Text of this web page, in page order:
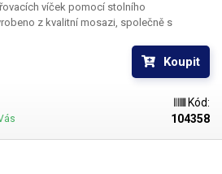
víček pomocí stolního
z kvalitní mosazi, společně s
a střídat je dle aktuální velikosti
12mm. Adaptér je dodáván včetně dvou pryžových vložek.
Koupit
Kód:
104358